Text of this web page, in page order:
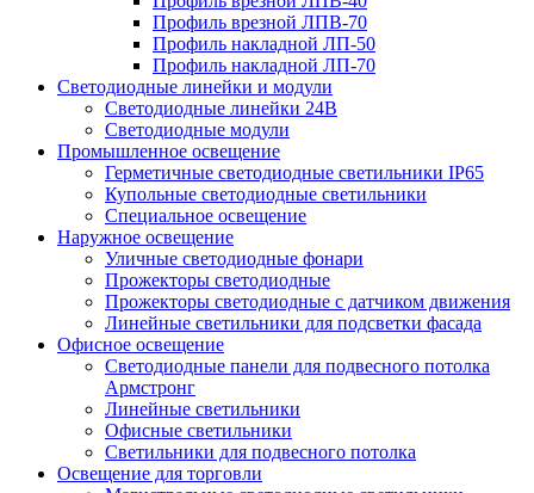
Профиль врезной ЛПВ-70
Профиль накладной ЛП-50
Профиль накладной ЛП-70
Светодиодные линейки и модули
Светодиодные линейки 24В
Светодиодные модули
Промышленное освещение
Герметичные светодиодные светильники IP65
Купольные светодиодные светильники
Специальное освещение
Наружное освещение
Уличные светодиодные фонари
Прожекторы светодиодные
Прожекторы светодиодные с датчиком движения
Линейные светильники для подсветки фасада
Офисное освещение
Cветодиодные панели для подвесного потолка
Армстронг
Линейные светильники
Офисные светильники
Светильники для подвесного потолка
Освещение для торговли